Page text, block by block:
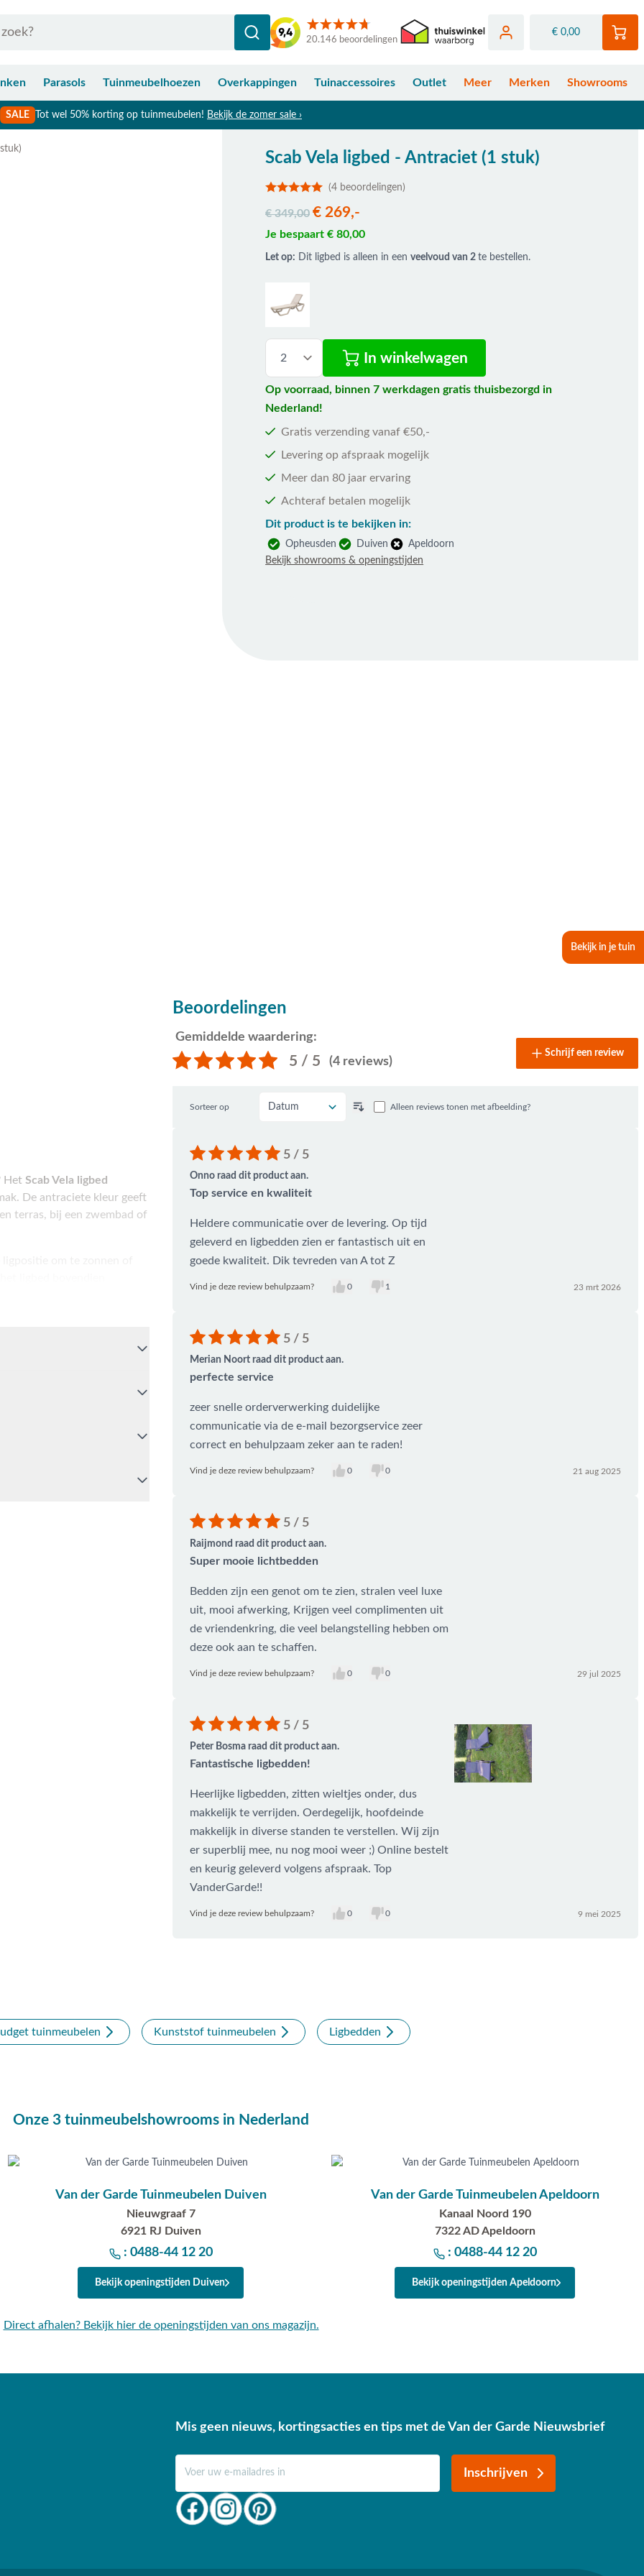
20.146 beoordelingen
€ 0,00
Parasols Tuinmeubelhoezen Overkappingen Tuinaccessoires Outlet Meer Merken Showrooms
SALE Tot wel 50% korting op tuinmeubelen! Bekijk de zomer sale ›
Bekijk in je tuin
Scab Vela ligbed - Antraciet (1 stuk)
(4 beoordelingen)
€ 349,00 € 269,-
Je bespaart € 80,00
Let op: Dit ligbed is alleen in eenveelvoud van 2te bestellen.
In winkelwagen
Op voorraad, binnen 7 werkdagen gratis thuisbezorgd in
Nederland!
Gratis verzending vanaf €50,-
Levering op afspraak mogelijk
Meer dan 80 jaar ervaring
Achteraf betalen mogelijk
Dit product is te bekijken in:
Opheusden Duiven
Apeldoorn
Bekijk showrooms & openingstijden
Het Scab Vela ligbed
De antraciete kleur geeft
terras, bij een zwembad of
Bestel eenvoudig
het ligbed eenvoudig naar
Beoordelingen
Gemiddelde waardering:
5 / 5 (4 reviews)
Schrijf een review
Alleen reviews tonen met afbeelding?
Sorteer op
5 / 5
Onno raad dit product aan.
Top service en kwaliteit
Heldere communicatie over de levering. Op tijd
geleverd en ligbedden zien er fantastisch uit en
goede kwaliteit. Dik tevreden van A tot Z
Vind je deze review behulpzaam? 0 1 23 mrt 2026
5 / 5
Merian Noort raad dit product aan.
perfecte service
zeer snelle orderverwerking duidelijke
communicatie via de e-mail bezorgservice zeer
correct en behulpzaam zeker aan te raden!
Vind je deze review behulpzaam? 0 0 21 aug 2025
5 / 5
Raijmond raad dit product aan.
Super mooie lichtbedden
Bedden zijn een genot om te zien, stralen veel luxe
uit, mooi afwerking, Krijgen veel complimenten uit
de vriendenkring, die veel belangstelling hebben om
deze ook aan te schaffen.
Vind je deze review behulpzaam? 0 0 29 jul 2025
5 / 5
Peter Bosma raad dit product aan.
Fantastische ligbedden!
Heerlijke ligbedden, zitten wieltjes onder, dus
makkelijk te verrijden. Oerdegelijk, hoofdeinde
makkelijk in diverse standen te verstellen. Wij zijn
er superblij mee, nu nog mooi weer ;) Online bestelt
en keurig geleverd volgens afspraak. Top
VanderGarde!!
Vind je deze review behulpzaam? 0 0 9 mei 2025
tuinmeubelen Kunststof tuinmeubelen Ligbedden
Onze 3 tuinmeubelshowrooms in Nederland
Van der Garde Tuinmeubelen Duiven
Nieuwgraaf 7
6921 RJ Duiven
: 0488-44 12 20
Bekijk openingstijden Duiven
Van der Garde Tuinmeubelen Apeldoorn
Kanaal Noord 190
7322 AD Apeldoorn
: 0488-44 12 20
Bekijk openingstijden Apeldoorn
Direct afhalen? Bekijk hier de openingstijden van ons magazijn.
Mis geen nieuws, kortingsacties en tips met de Van der Garde Nieuwsbrief
Inschrijven